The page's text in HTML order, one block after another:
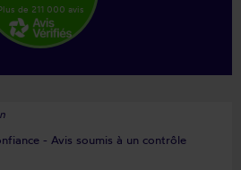
de 211 000 avis
- Avis soumis à un contrôle